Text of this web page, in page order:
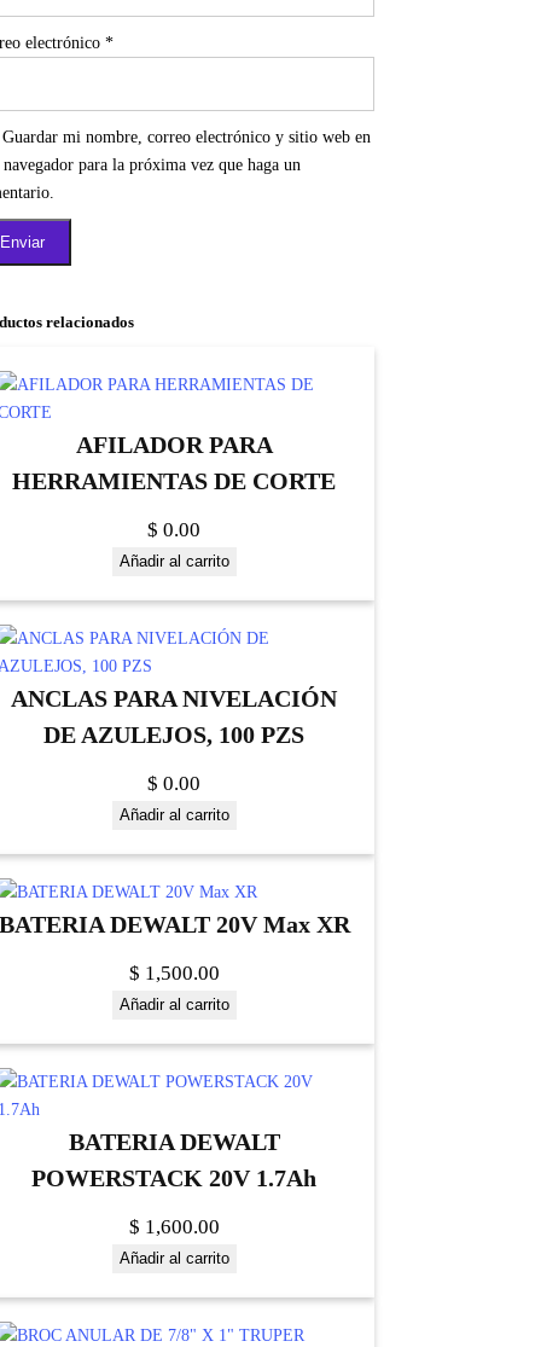
electrónico *
Guardar mi nombre, correo electrónico y sitio web en
navegador para la próxima vez que haga un
relacionados
AFILADOR PARA
HERRAMIENTAS DE CORTE
$ 0.00
Añadir al carrito
ANCLAS PARA NIVELACIÓN
DE AZULEJOS, 100 PZS
$ 0.00
Añadir al carrito
DEWALT 20V Max XR
$ 1,500.00
Añadir al carrito
BATERIA DEWALT
POWERSTACK 20V 1.7Ah
$ 1,600.00
Añadir al carrito